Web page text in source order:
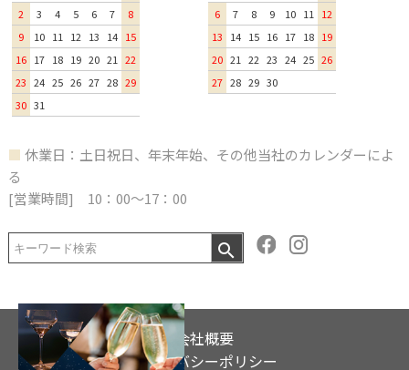
2
3 4 5 6 7
8
9
10 11 12 13 14 15
16 17 18 19 20 21
22
23 24 25 26 27 28 29
30 31
6
7 8 9 10 11
12
13
14 15 16 17 18 19
20 21 22 23 24 25 26
27 28 29 30
■ 休業日：土日祝日、年末年始、その他当社のカレンダーによ
る
[営業時間] 10：00～17：00
会社概要
プライバシーポリシー